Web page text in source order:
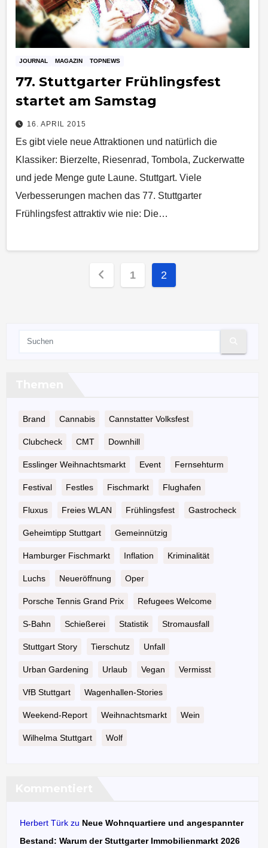
JOURNAL MAGAZIN TOPNEWS
77. Stuttgarter Frühlingsfest
startet am Samstag
16. APRIL 2015
Es gibt viele neue Attraktionen und natürlich die
Klassiker: Bierzelte, Riesenrad, Tombola, Zuckerwatte
und jede Menge gute Laune. Stuttgart. Viele
Verbesserungen machen das 77. Stuttgarter
Frühlingsfest attraktiv wie nie: Die…
Seitennummerierung
der
1 2
Brand Cannabis Cannstatter Volksfest
Clubcheck CMT Downhill
Esslinger Weihnachtsmarkt Event Fernsehturm
Festival Festles Fischmarkt Flughafen
Fluxus Freies WLAN Frühlingsfest Gastrocheck
Geheimtipp Stuttgart Gemeinnützig
Hamburger Fischmarkt Inflation Kriminalität
Luchs Neueröffnung Oper
Porsche Tennis Grand Prix Refugees Welcome
S-Bahn Schießerei Statistik Stromausfall
Stuttgart Story Tierschutz Unfall
Urban Gardening Urlaub Vegan Vermisst
VfB Stuttgart Wagenhallen-Stories
Weekend-Report Weihnachtsmarkt Wein
Wilhelma Stuttgart Wolf
Herbert Türk zu Neue Wohnquartiere und angespannter
Bestand: Warum der Stuttgarter Immobilienmarkt 2026